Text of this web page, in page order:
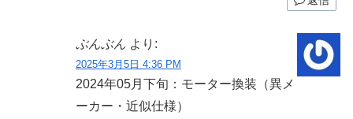
ぶんぶん より:
2025年3月5日 4:36 PM
2024年05月下旬：モーター換装（異メ
ーカー・近似仕様）